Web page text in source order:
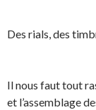
Des rials, des
Il nous faut tout
et l’assemblage